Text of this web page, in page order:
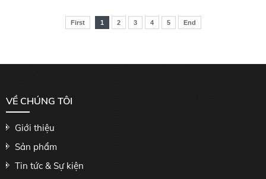
First 1 2 3 4 5 End
VỀ CHÚNG TÔI
Giới thiệu
Sản phẩm
Tin tức & Sự kiện